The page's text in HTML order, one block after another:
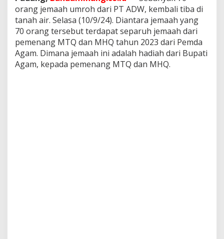
a
m
,
K
e
m
b
a
orang jemaah umroh dari PT ADW, kembali tiba di
tanah air. Selasa (10/9/24). Diantara jemaah yang
70 orang tersebut terdapat separuh jemaah dari
pemenang MTQ dan MHQ tahun 2023 dari Pemda
Agam. Dimana jemaah ini adalah hadiah dari Bupati
Agam, kepada pemenang MTQ dan MHQ.